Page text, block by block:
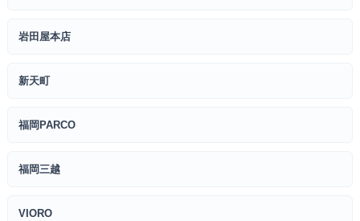
岩田屋本店
新天町
福岡PARCO
福岡三越
VIORO